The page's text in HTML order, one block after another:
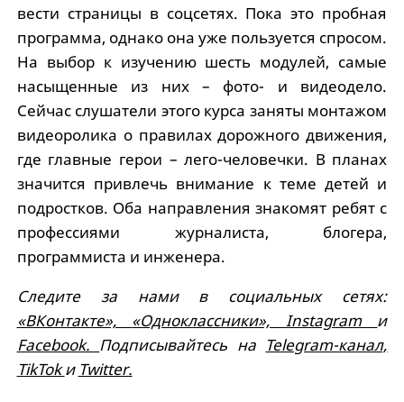
вести страницы в соцсетях. Пока это пробная
программа, однако она уже пользуется спросом.
На выбор к изучению шесть модулей, самые
насыщенные из них – фото- и видеодело.
Сейчас слушатели этого курса заняты монтажом
видеоролика о правилах дорожного движения,
где главные герои – лего-человечки. В планах
значится привлечь внимание к теме детей и
подростков. Оба направления знакомят ребят с
профессиями журналиста, блогера,
программиста и инженера.
Следите за нами в социальных сетях:
«ВКонтакте», «Одноклассники», Instagram и
Facebook. Подписывайтесь на Telegram-канал,
TikTokи Twitter.